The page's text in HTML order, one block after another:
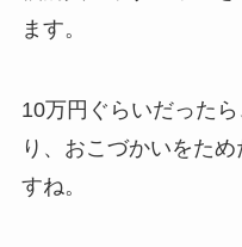
ます。
10万円ぐらいだった
り、おこづかいをた
すね。